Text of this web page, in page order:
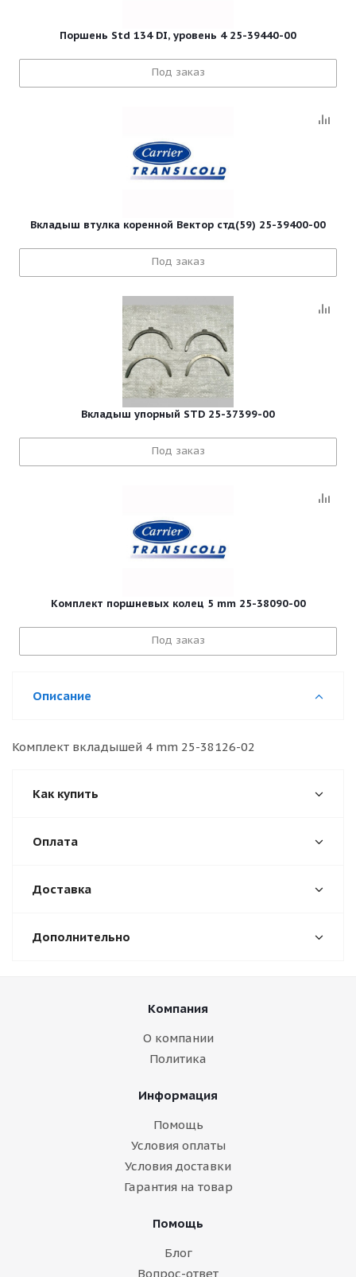
Поршень Std 134 DI, уровень 4 25-39440-00
Под заказ
Вкладыш втулка коренной Вектор стд(59) 25-39400-00
Под заказ
Вкладыш упорный STD 25-37399-00
Под заказ
Комплект поршневых колец 5 mm 25-38090-00
Под заказ
Описание
Комплект вкладышей 4 mm 25-38126-02
Как купить
Оплата
Доставка
Дополнительно
Компания
О компании
Политика
Информация
Помощь
Условия оплаты
Условия доставки
Гарантия на товар
Помощь
Блог
Вопрос-ответ